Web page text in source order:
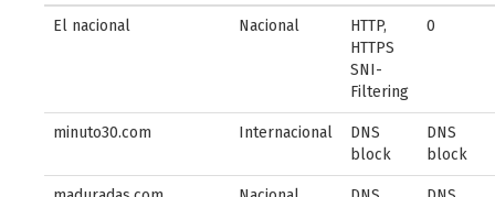
El nacional Nacional
HTTP,
HTTPS
SNI-
Filtering
0
minuto30.com Internacional
DNS
block
DNS
block